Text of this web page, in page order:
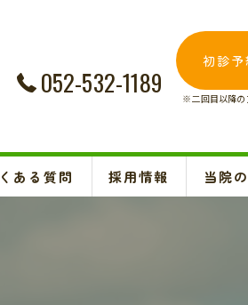
052-532-1189
初診予
※二回目以降の
ある質問 採用情報 当院